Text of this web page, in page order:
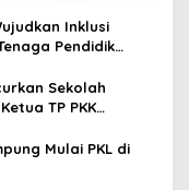
Inklusi
Pendidik
Sekolah
TP PKK
Mulai PKL di